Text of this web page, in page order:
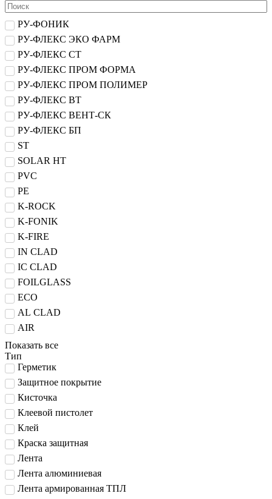
РУ-ФОНИК
РУ-ФЛЕКС ЭКО ФАРМ
РУ-ФЛЕКС СТ
РУ-ФЛЕКС ПРОМ ФОРМА
РУ-ФЛЕКС ПРОМ ПОЛИМЕР
РУ-ФЛЕКС ВТ
РУ-ФЛЕКС ВЕНТ-СК
РУ-ФЛЕКС БП
ST
SOLAR HT
PVC
PE
K-ROCK
K-FONIK
K-FIRE
IN CLAD
IC CLAD
FOILGLASS
ECO
AL CLAD
AIR
Показать все
Тип
Герметик
Защитное покрытие
Кисточка
Клеевой пистолет
Клей
Краска защитная
Лента
Лента алюминиевая
Лента армированная ТПЛ